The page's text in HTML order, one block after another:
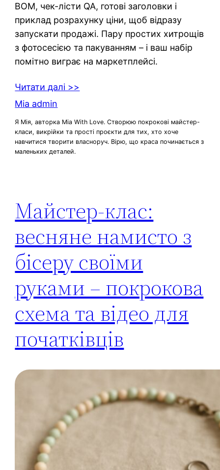
BOM, чек-лісти QA, готові заголовки і
приклад розрахунку ціни, щоб відразу
запускати продажі. Пару простих хитрощів
з фотосесією та пакуванням – і ваш набір
помітно виграє на маркетплейсі.
Читати далі >>
Mia admin
Я Мія, авторка Mia With Love. Створюю покрокові майстер-
класи, викрійки та прості проєкти для тих, хто хоче
навчитися творити власноруч. Вірю, що краса починається з
маленьких деталей.
Майстер-клас:
весняне намисто з
бісеру своїми
руками – покрокова
схема та відео для
початківців